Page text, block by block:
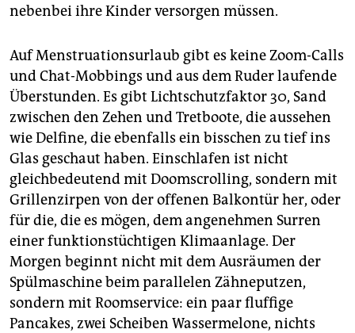
nebenbei ihre Kinder versorgen müssen.
Auf Menstruationsurlaub gibt es keine Zoom-Calls
und Chat-Mobbings und aus dem Ruder laufende
Überstunden. Es gibt Lichtschutzfaktor 30, Sand
zwischen den Zehen und Tretboote, die aussehen
wie Delfine, die ebenfalls ein bisschen zu tief ins
Glas geschaut haben. Einschlafen ist nicht
gleichbedeutend mit Doomscrolling, sondern mit
Grillenzirpen von der offenen Balkontür her, oder
für die, die es mögen, dem angenehmen Surren
einer funktionstüchtigen Klimaanlage. Der
Morgen beginnt nicht mit dem Ausräumen der
Spülmaschine beim parallelen Zähneputzen,
sondern mit Roomservice: ein paar fluffige
Pancakes, zwei Scheiben Wassermelone, nichts